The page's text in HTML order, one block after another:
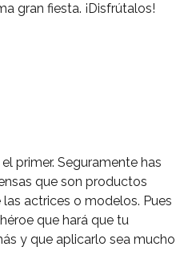
gran fiesta. ¡Disfrútalos!
primer. Seguramente has
que son productos
actrices o modelos. Pues
que hará que tu
y que aplicarlo sea mucho